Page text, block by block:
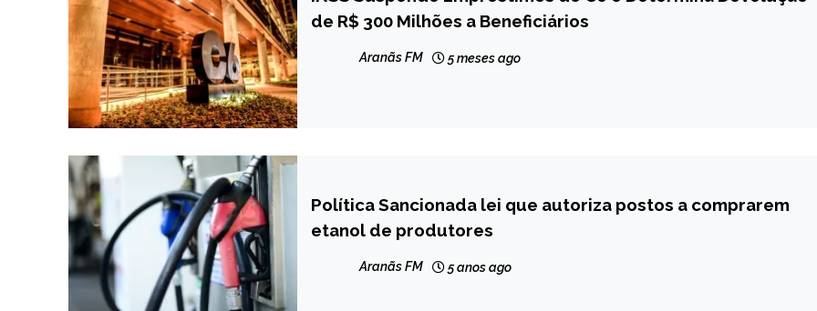
NOTÍCIAS
de R$ 300 Milhões a Beneficiários
Aranãs FM 5 meses ago
BRASIL
NOTÍCIAS
Política Sancionada lei que autoriza postos a comprarem
etanol de produtores
Aranãs FM 5 anos ago